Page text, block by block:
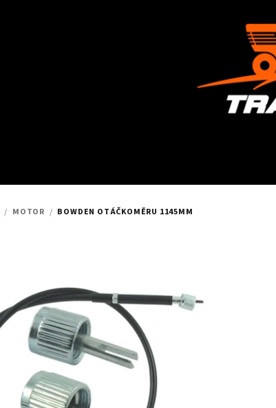
/ MOTOR / BOWDEN OTÁČKOMĚRU 1145MM